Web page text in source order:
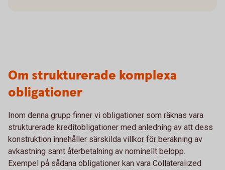
Om strukturerade komplexa
obligationer
Inom denna grupp finner vi obligationer som räknas vara
strukturerade kreditobligationer med anledning av att dess
konstruktion innehåller särskilda villkor för beräkning av
avkastning samt återbetalning av nominellt belopp.
Exempel på sådana obligationer kan vara Collateralized